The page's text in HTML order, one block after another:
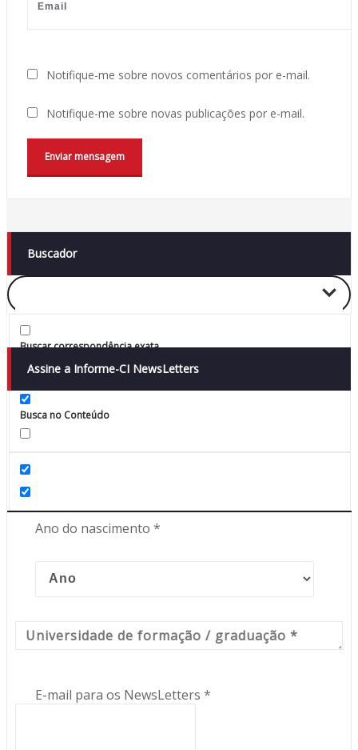
Notifique-me sobre novos comentários por e-mail.
Notifique-me sobre novas publicações por e-mail.
Buscador
Buscar correspondência exata
Busca no Conteúdo
Assine a Informe-CI NewsLetters
Ano do nascimento *
E-mail para os NewsLetters *